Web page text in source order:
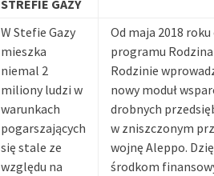
STREFIE GAZY
W Stefie Gazy
mieszka
niemal 2
miliony ludzi w
warunkach
pogarszających
się stale ze
względu na
Od maja 2018 roku
programu Rodzina
Rodzinie
nowy moduł
drobnych
w zniszczonym
wojnę Aleppo.
środkom